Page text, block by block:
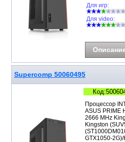
Для игр:
Для video:
Supercomp 50060495
Процессор
ASUS PRIME
2666 MHz
Kingston
GTX1050-